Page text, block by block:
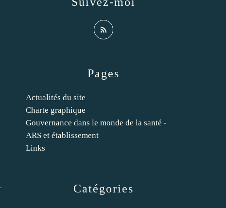
Catégories
Pages
Actualités du site
Charte graphique
Gouvernance dans le monde de la santé -
ARS et établissement
Links